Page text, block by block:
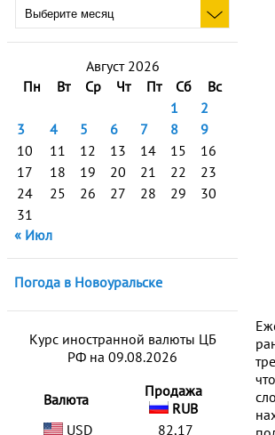
Август 2026
Пн
Вт Ср Чт Пт Сб
Вс
1
2
3
4 5 6 7 8
9
10
11 12 13 14 15
16
17
18 19 20 21 22
23
24
25 26 27 28 29
30
31
« Июл
Погода в Новоуральске
Курс иностранной валюты ЦБ
РФ на 09.08.2026
Валюта
Продажа
RUB
USD
82,17